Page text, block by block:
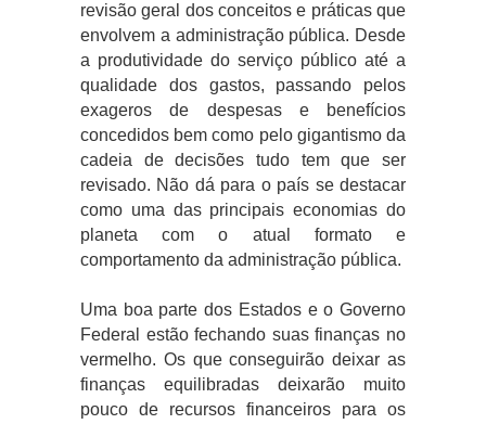
revisão geral dos conceitos e práticas que
envolvem a administração pública. Desde
a produtividade do serviço público até a
qualidade dos gastos, passando pelos
exageros de despesas e benefícios
concedidos bem como pelo gigantismo da
cadeia de decisões tudo tem que ser
revisado. Não dá para o país se destacar
como uma das principais economias do
planeta com o atual formato e
comportamento da administração pública.
Uma boa parte dos Estados e o Governo
Federal estão fechando suas finanças no
vermelho. Os que conseguirão deixar as
finanças equilibradas deixarão muito
pouco de recursos financeiros para os